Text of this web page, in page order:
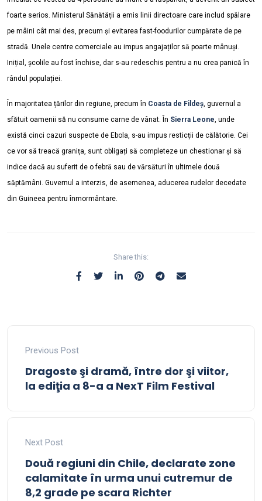
foarte serios. Ministerul Sănătății a emis linii directoare care includ spălare
pe mâini cât mai des, precum și evitarea fast-foodurilor cumpărate de pe
stradă. Unele centre comerciale au impus angajaților să poarte mânuși.
Inițial, școlile au fost închise, dar s-au redeschis pentru a nu crea panică în
rândul populației.
În majoritatea țărilor din regiune, precum în Coasta de Fildeș, guvernul a
sfătuit oamenii să nu consume carne de vânat. În Sierra Leone, unde
există cinci cazuri suspecte de Ebola, s-au impus resticții de călătorie. Cei
ce vor să treacă granița, sunt obligați să completeze un chestionar și să
indice dacă au suferit de o febră sau de vărsături în ultimele două
săptămâni. Guvernul a interzis, de asemenea, aducerea rudelor decedate
din Guineea pentru înmormântare.
Share this:
Previous Post
Dragoste şi dramă, între dor şi viitor,
la ediţia a 8-a a NexT Film Festival
Next Post
Două regiuni din Chile, declarate zone
calamitate în urma unui cutremur de
8,2 grade pe scara Richter